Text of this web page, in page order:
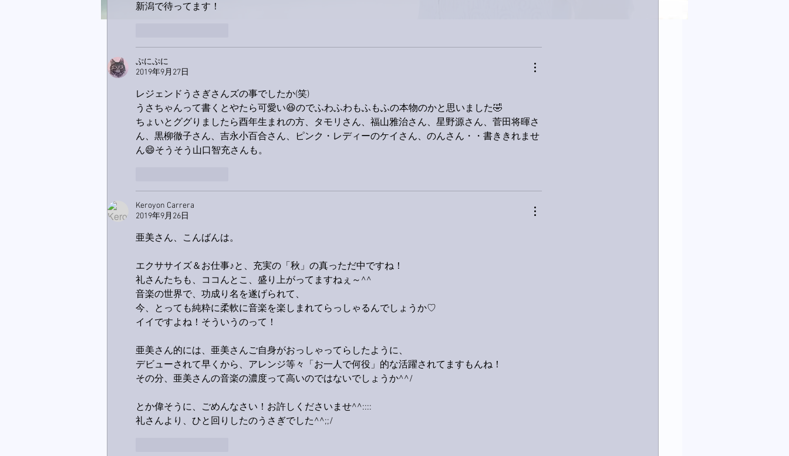
新潟で待ってます！
ぷにぷに
2019年9月27日
レジェンドうさぎさんズの事でしたか(笑)
うさちゃんって書くとやたら可愛い😆のでふわふわもふもふの本物のかと思いました🤣
ちょいとググりましたら酉年生まれの方、タモリさん、福山雅治さん、星野源さん、菅田将暉さ
ん、黒柳徹子さん、吉永小百合さん、ピンク・レディーのケイさん、のんさん・・書ききれませ
ん😄そうそう山口智充さんも。
Keroyon Carrera
2019年9月26日
亜美さん、こんばんは。
エクササイズ＆お仕事♪と、充実の「秋」の真っただ中ですね！
礼さんたちも、ココんとこ、盛り上がってますねぇ～^^
音楽の世界で、功成り名を遂げられて、
今、とっても純粋に柔軟に音楽を楽しまれてらっしゃるんでしょうか♡
イイですよね！そういうのって！
亜美さん的には、亜美さんご自身がおっしゃってらしたように、
デビューされて早くから、アレンジ等々「お一人で何役」的な活躍されてますもんね！
その分、亜美さんの音楽の濃度って高いのではないでしょうか^^/
とか偉そうに、ごめんなさい！お許しくださいませ^^::::
礼さんより、ひと回りしたのうさぎでした^^;;/